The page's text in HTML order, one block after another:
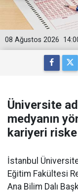
08 Ağustos 2026
Üniversite
medyanın
kariyeri
İstanbul
Eğitim Fakültesi
Ana Bilim Dalı